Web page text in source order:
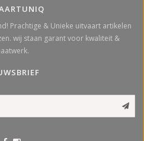
Prachtige & Unieke uitvaart artikelen
wij staan garant voor kwaliteit &